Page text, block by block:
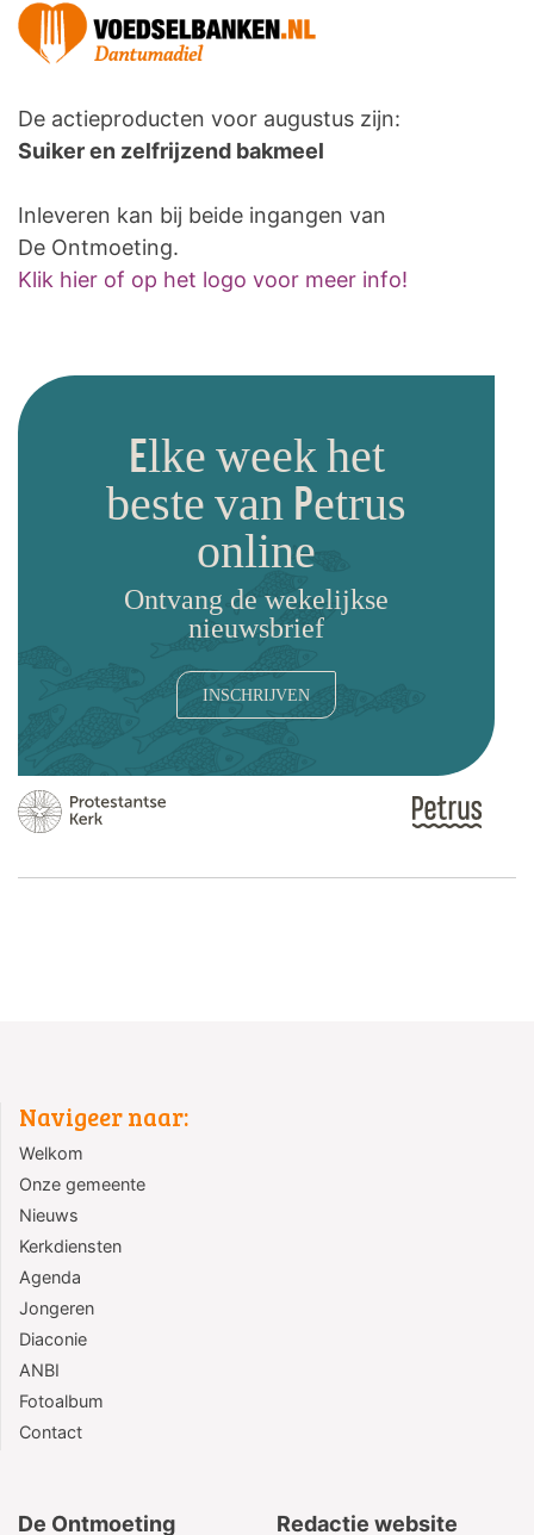
De actieproducten voor augustus zijn:
Suiker en zelfrijzend bakmeel
Inleveren kan bij beide ingangen van
De Ontmoeting.
Klik hier of op het logo voor meer info!
Elke week het
beste van Petrus
online
Ontvang de wekelijkse
nieuwsbrief
INSCHRIJVEN
Navigeer naar:
Welkom
Onze gemeente
Nieuws
Kerkdiensten
Agenda
Jongeren
Diaconie
ANBI
Fotoalbum
Contact
De Ontmoeting
Redactie website